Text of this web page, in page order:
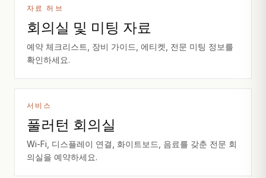
자료 허브
회의실 및 미팅 자료
예약 체크리스트, 장비 가이드, 에티켓, 전문 미팅 정보를
확인하세요.
서비스
풀러턴 회의실
Wi-Fi, 디스플레이 연결, 화이트보드, 음료를 갖춘 전문 회
의실을 예약하세요.